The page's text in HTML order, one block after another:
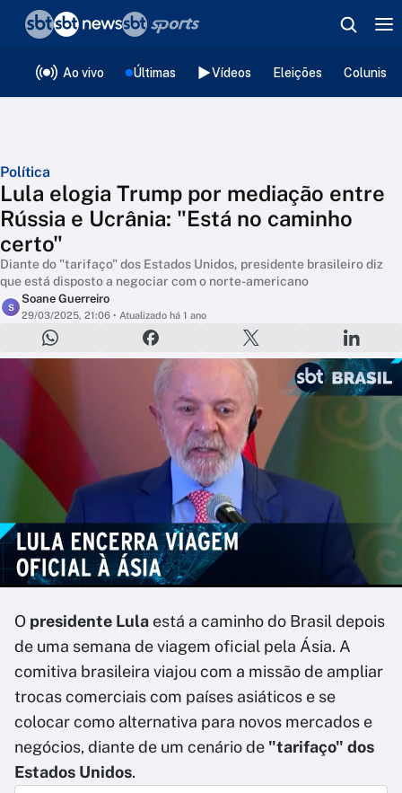
Ao vivo Últimas Vídeos Eleições
Política
Lula elogia Trump por mediação entre
Rússia e Ucrânia: "Está no caminho
certo"
Diante do "tarifaço" dos Estados Unidos, presidente brasileiro diz
que está disposto a negociar com o norte-americano
S
Soane Guerreiro
29/03/2025, 21:06 • Atualizado há 1 ano
O presidente Lula está a caminho do Brasil depois
de uma semana de viagem oficial pela Ásia. A
comitiva brasileira viajou com a missão de ampliar
trocas comerciais com países asiáticos e se
colocar como alternativa para novos mercados e
negócios, diante de um cenário de "tarifaço" dos
Estados Unidos.
❮voltar
Editorias